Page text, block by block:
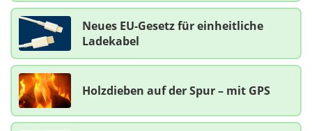
Neues EU-Gesetz für einheitliche
Ladekabel
Holzdieben auf der Spur – mit GPS